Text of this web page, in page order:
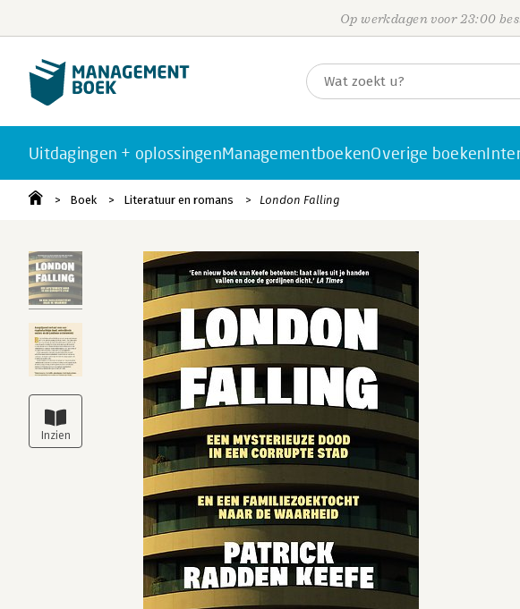
Op werkdagen voor 23:00
Uitdagingen + oplossingenManagementboekenOverige boeken
Boek Literatuur en romans London Falling